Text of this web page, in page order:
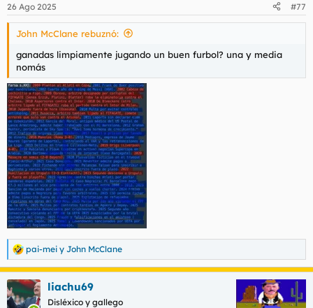
e
s
26 Ago 2025 #77
John McClane rebuznó:
ganadas limpiamente jugando un buen furbol? una y media
nomás
R
e
a
c
c
pai-mei y John McClane
liachu69
Disléxico y gallego